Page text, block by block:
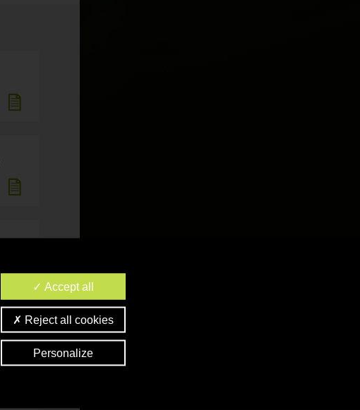
Accept all
Reject all cookies
Personalize